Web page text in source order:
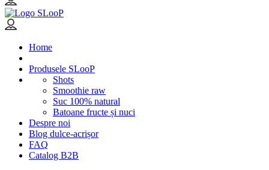
Home
Produsele SLooP
Shots
Smoothie raw
Suc 100% natural
Batoane fructe și nuci
Despre noi
Blog dulce-acrișor
FAQ
Catalog B2B